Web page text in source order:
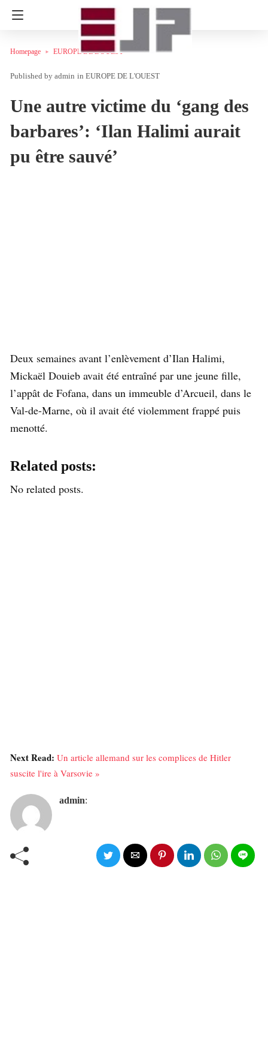
Homepage EUROPE DE L'OUEST
admin in EUROPE DE L'OUEST
Une autre victime du ‘gang des
barbares’: ‘Ilan Halimi aurait
pu être sauvé’
Deux semaines avant l’enlèvement d’Ilan Halimi,
Mickaël Douieb avait été entraîné par une jeune fille,
l’appât de Fofana, dans un immeuble d’Arcueil, dans le
Val-de-Marne, où il avait été violemment frappé puis
menotté.
Related posts:
No related posts.
Next Read: Un article allemand sur les complices de Hitler
suscite l'ire à Varsovie »
admin: